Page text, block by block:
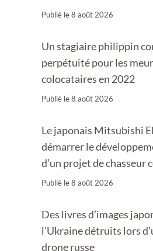
Publié le8 août 2026
Un stagiaire philippin
perpétuité pour les
colocataires en 2022
Publié le8 août 2026
Le japonais Mitsubishi
démarrer le
d’un projet de chasseur
Publié le8 août 2026
Des livres d’images
l’Ukraine détruits lors
drone russe